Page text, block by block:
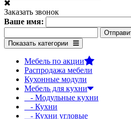
Заказать звонок
Ваше имя:
Показать категории
Мебель по акции
Распродажа мебели
Кухонные модули
Мебель для кухни
- Модульные кухни
- Кухни
- Кухни угловые